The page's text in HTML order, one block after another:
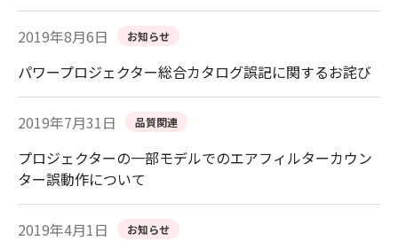
2019年8月6日 お知らせ
パワープロジェクター総合カタログ誤記に関するお詫び
2019年7月31日 品質関連
プロジェクターの一部モデルでのエアフィルターカウン
ター誤動作について
2019年4月1日 お知らせ